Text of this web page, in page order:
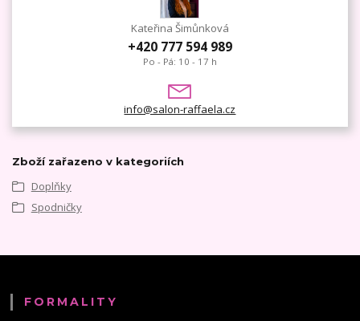
Kateřina Šimůnková
+420 777 594 989
Po - Pá: 10 - 17 h
info@salon-raffaela.cz
Zboží zařazeno v kategoriích
Doplňky
Spodničky
FORMALITY